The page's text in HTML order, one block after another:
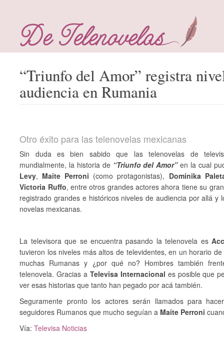
“Triunfo del Amor” registra
audiencia en Rumania
Otro éxito para las telenovelas mexicanas
Sin duda es bien sabido que las telenovelas de
mundialmente, la historia de “Triunfo del Amor”en la cual
Levy, Maite Perroni (como protagonistas), Dominika
Victoria Ruffo, entre otros grandes actores ahora tiene su
registrado grandes e históricos niveles de audiencia por allá y
novelas mexicanas.
La televisora que se encuentra pasando la telenovela es
tuvieron los niveles más altos de televidentes, en un horario
muchas Rumanas y ¿por qué no? Hombres también
telenovela. Gracias a Televisa Internacional es posible que
ver esas historias que tanto han pegado por acá también.
Seguramente pronto los actores serán llamados para
seguidores Rumanos que mucho seguían a Maite Perroni
Vía:Televisa Noticias